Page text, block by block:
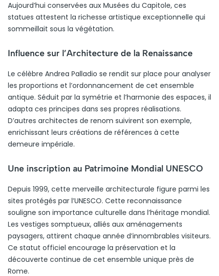
Aujourd’hui conservées aux Musées du Capitole, ces
statues attestent la richesse artistique exceptionnelle qui
sommeillait sous la végétation.
Influence sur l’Architecture de la Renaissance
Le célèbre Andrea Palladio se rendit sur place pour analyser
les proportions et l’ordonnancement de cet ensemble
antique. Séduit par la symétrie et l’harmonie des espaces, il
adapta ces principes dans ses propres réalisations.
D’autres architectes de renom suivirent son exemple,
enrichissant leurs créations de références à cette
demeure impériale.
Une inscription au Patrimoine Mondial UNESCO
Depuis 1999, cette merveille architecturale figure parmi les
sites protégés par l’UNESCO. Cette reconnaissance
souligne son importance culturelle dans l’héritage mondial.
Les vestiges somptueux, alliés aux aménagements
paysagers, attirent chaque année d’innombrables visiteurs.
Ce statut officiel encourage la préservation et la
découverte continue de cet ensemble unique près de
Rome.